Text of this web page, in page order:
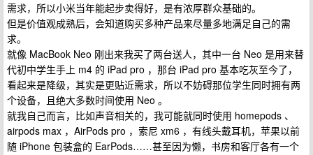
需求，所以小米当年能起步卖得好，是有浓厚群众基础的。
但是价值观成熟后，会知道购买多种产品来尽量多地满足自己的需
求。
就像 MacBook Neo 刚出来我买了两台送人，其中一台 Neo 是用来替
代初中学生手上 m4 的 iPad pro ，那台 iPad pro 基本吃灰至今了，
看起来是降级，其实是更贴近需求，所以不妨碍那位学生同时拥有两
个设备，且绝大多数时间使用 Neo 。
就我自己而言，比如声音相关的，我可能就同时使用 homepods 、
airpods max ，AirPods pro ，索尼 xm6 ，有线头戴耳机，苹果以前
随 iPhone 包装盒的 EarPods……甚至因为懒，书房和客厅各有一个